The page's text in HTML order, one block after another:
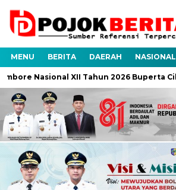
MENU BERITA DAERAH NASIONAL
Nasional XII Tahun 2026 Buperta